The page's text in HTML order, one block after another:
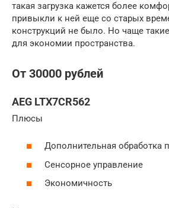
такая загрузка кажется более
привыкли к ней еще со старых
конструкций не было. Но чаще
для экономии пространства.
От 30000 рублей
AEG LTX7CR562
Плюсы
Дополнительная обработка
Сенсорное управление
Экономичность